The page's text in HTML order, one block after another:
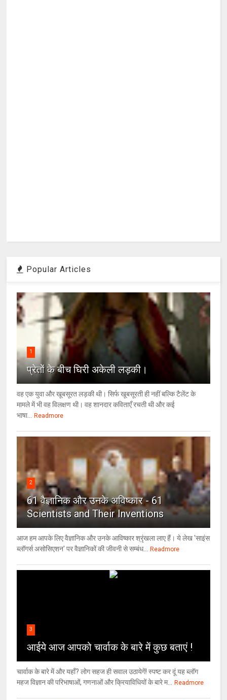
Popular Articles
1
प्रेतों के बीच घिरी अकेली लड़की।
वह एक युवा और खूबसूरत लड़की थी। सिर्फ खूबसूरती ही नहीं बल्कि टैलेंट के
मामले में भी वह विलक्षण थी। वह शानदार कविताएँ रचती थी और कई
भाषा... Readmore
2
61 वैज्ञानिक और उनके अविष्कार - 61
Scientists and Their Inventions
आज हम आपके लिए वैज्ञानिक और उनके आविष्कार श्रृंखला लाए हैं। ये लेख 'साइंस
ब्लॉगर्स असोसिएशन' पर वैज्ञा‍निकों की जीवनी से सम्बंध... Readmore
3
आईये आज आपको चार्वाक के बारे में कुछ बताएं !
चार्वाक के बारे में और यहाँ? लोग सहज ही सवाल उठायेगें! स्पष्ट कर दूं यह ब्लॉग
महज विज्ञान की परिभाषाओं, गणनाओं और क्रियाविधियों के बारे म... Readmore